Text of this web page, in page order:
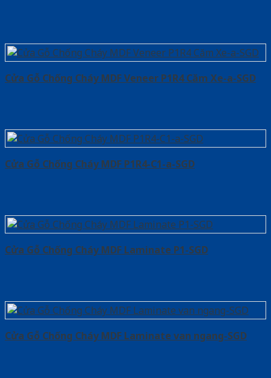
Cửa Gỗ Chống Cháy MDF Veneer P1R4 Căm Xe-a-SGD
Cửa Gỗ Chống Cháy MDF P1R4-C1-a-SGD
Cửa Gỗ Chống Cháy MDF Laminate P1-SGD
Cửa Gỗ Chống Cháy MDF Laminate van ngang-SGD